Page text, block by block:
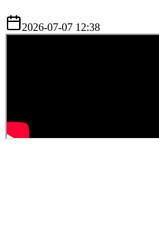
2026-07-07 12:38